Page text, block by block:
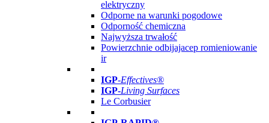
elektryczny
Odporne na warunki pogodowe
Odporność chemiczna
Najwyższa trwałość
Powierzchnie odbijajacep romieniowanie
ir
IGP-Effectives®
IGP-Living Surfaces
Le Corbusier